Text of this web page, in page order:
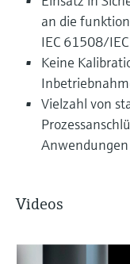
an die
IEC 61508/
Keine
Vielzahl von
Anwendungen
Videos